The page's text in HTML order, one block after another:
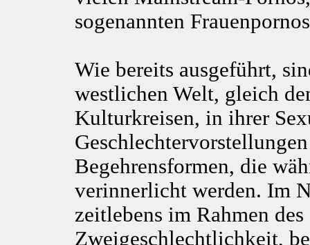
sogenannten
Wie bereits ausgeführt,
westlichen Welt, gleich
Kulturkreisen, in ihrer
Begehrensformen, die
verinnerlicht werden. Im
zeitlebens im Rahmen des
Zweigeschlechtlichkeit,